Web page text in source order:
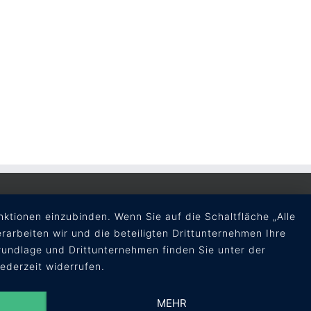
einzubinden. Wenn Sie auf die Schaltfläche „Alle
wir und die beteiligten Drittunternehmen Ihre
und Drittunternehmen finden Sie unter der
widerrufen.
MEHR